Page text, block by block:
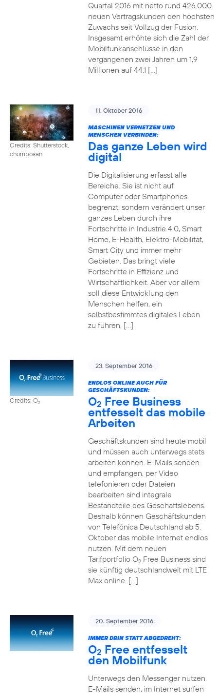
Quartal 2016 mit netto rund 426.000
neuen Vertragskunden den höchsten
Zuwachs seit Vollzug der Fusion.
Insgesamt erhöhte sich die Zahl der
Mobilfunkanschlüsse in den
vergangenen zwei Jahren um 1,9
Millionen auf 44,1 […]
Credits: Shutterstock,
chombosan
11. Oktober 2016
MASCHINEN VERNETZEN UND
MENSCHEN VERBINDEN:
Das ganze Leben wird
digital
Die Digitalisierung erfasst alle
Bereiche. Sie ist nicht auf
Computer oder Smartphones
begrenzt, sondern verändert unser
ganzes Leben durch ihre
Fortschritte in Industrie 4.0, Smart
Home, E-Health, Elektro-Mobilität,
Smart City und immer mehr
Gebieten. Das bringt viele
Fortschritte in Effizienz und
Wirtschaftlichkeit. Aber vor allem
soll diese Entwicklung den
Menschen helfen, ein
selbstbestimmtes digitales Leben
zu führen, […]
Credits: O2
23. September 2016
ENDLOS ONLINE AUCH FÜR
GESCHÄFTSKUNDEN:
O2 Free Business
entfesselt das mobile
Arbeiten
Geschäftskunden sind heute mobil
und müssen auch unterwegs stets
arbeiten können. E-Mails senden
und empfangen, per Video
telefonieren oder Dateien
bearbeiten sind integrale
Bestandteile des Geschäftslebens.
Deshalb können Geschäftskunden
von Telefónica Deutschland ab 5.
Oktober das mobile Internet endlos
nutzen. Mit dem neuen
Tarifportfolio O2Free Business sind
sie künftig deutschlandweit mit LTE
Max online. […]
20. September 2016
IMMER DRIN STATT ABGEDREHT:
O2 Free entfesselt
den Mobilfunk
Unterwegs den Messenger nutzen,
E-Mails senden, im Internet surfen